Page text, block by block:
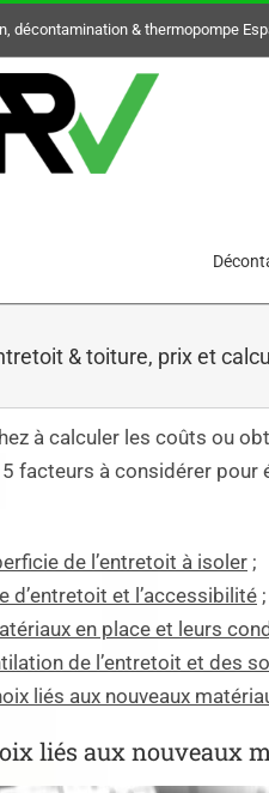
décontamination & thermopompe
& toiture, prix et
à calculer les coûts ou
facteurs à considérer pour
de l’entretoit à isoler ;
d’entretoit et l’accessibilité ;
en place et leurs
de l’entretoit et des
liés aux nouveaux
liés aux nouveaux